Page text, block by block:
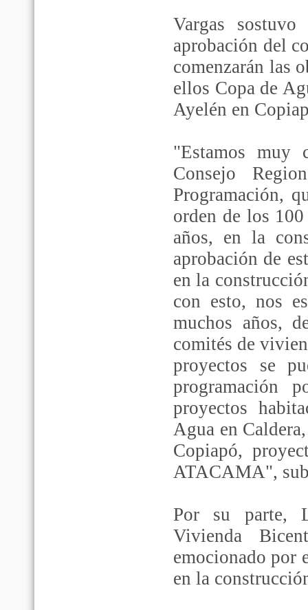
Vargas
aprobación del
comenzarán las
ellos Copa de
Ayelén en
"Estamos muy
Consejo
Programación,
orden de los
años, en la
aprobación de
en la
con esto, nos
muchos años,
comités de
proyectos se
programación
proyectos
Agua en
Copiapó,
ATACAMA",
Por su parte,
Vivienda
emocionado por
en la